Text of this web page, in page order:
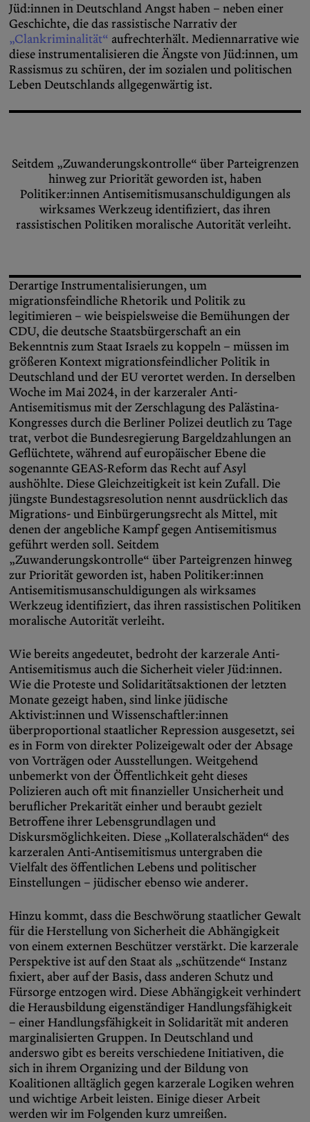
Jüd:innen in Deutschland Angst haben – neben einer
Geschichte, die das rassistische Narrativ der
„Clankriminalität“ aufrechterhält. Mediennarrative wie
diese instrumentalisieren die Ängste von Jüd:innen, um
Rassismus zu schüren, der im sozialen und politischen
Leben Deutschlands allgegenwärtig ist.
Seitdem „Zuwanderungskontrolle“ über Parteigrenzen
hinweg zur Priorität geworden ist, haben
Politiker:innen Antisemitismusanschuldigungen als
wirksames Werkzeug identifiziert, das ihren
rassistischen Politiken moralische Autorität verleiht.
Derartige Instrumentalisierungen, um
migrationsfeindliche Rhetorik und Politik zu
legitimieren – wie beispielsweise die Bemühungen der
CDU, die deutsche Staatsbürgerschaft an ein
Bekenntnis zum Staat Israels zu koppeln – müssen im
größeren Kontext migrationsfeindlicher Politik in
Deutschland und der EU verortet werden. In derselben
Woche im Mai 2024, in der karzeraler Anti-
Antisemitismus mit der Zerschlagung des Palästina-
Kongresses durch die Berliner Polizei deutlich zu Tage
trat, verbot die Bundesregierung Bargeldzahlungen an
Geflüchtete, während auf europäischer Ebene die
sogenannte GEAS-Reform das Recht auf Asyl
aushöhlte. Diese Gleichzeitigkeit ist kein Zufall. Die
jüngste Bundestagsresolution nennt ausdrücklich das
Migrations- und Einbürgerungsrecht als Mittel, mit
denen der angebliche Kampf gegen Antisemitismus
geführt werden soll. Seitdem
„Zuwanderungskontrolle“ über Parteigrenzen hinweg
zur Priorität geworden ist, haben Politiker:innen
Antisemitismusanschuldigungen als wirksames
Werkzeug identifiziert, das ihren rassistischen Politiken
moralische Autorität verleiht.
Wie bereits angedeutet, bedroht der karzerale Anti-
Antisemitismus auch die Sicherheit vieler Jüd:innen.
Wie die Proteste und Solidaritätsaktionen der letzten
Monate gezeigt haben, sind linke jüdische
Aktivist:innen und Wissenschaftler:innen
überproportional staatlicher Repression ausgesetzt, sei
es in Form von direkter Polizeigewalt oder der Absage
von Vorträgen oder Ausstellungen. Weitgehend
unbemerkt von der Öffentlichkeit geht dieses
Polizieren auch oft mit finanzieller Unsicherheit und
beruflicher Prekarität einher und beraubt gezielt
Betroffene ihrer Lebensgrundlagen und
Diskursmöglichkeiten. Diese „Kollateralschäden“ des
karzeralen Anti-Antisemitismus untergraben die
Vielfalt des öffentlichen Lebens und politischer
Einstellungen – jüdischer ebenso wie anderer.
Hinzu kommt, dass die Beschwörung staatlicher Gewalt
für die Herstellung von Sicherheit die Abhängigkeit
von einem externen Beschützer verstärkt. Die karzerale
Perspektive ist auf den Staat als „schützende“ Instanz
fixiert, aber auf der Basis, dass anderen Schutz und
Fürsorge entzogen wird. Diese Abhängigkeit verhindert
die Herausbildung eigenständiger Handlungsfähigkeit
– einer Handlungsfähigkeit in Solidarität mit anderen
marginalisierten Gruppen. In Deutschland und
anderswo gibt es bereits verschiedene Initiativen, die
sich in ihrem Organizing und der Bildung von
Koalitionen alltäglich gegen karzerale Logiken wehren
und wichtige Arbeit leisten. Einige dieser Arbeit
werden wir im Folgenden kurz umreißen.